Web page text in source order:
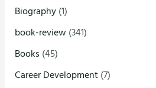
Biography(1)
book-review(341)
Books (45)
Career Development(7)